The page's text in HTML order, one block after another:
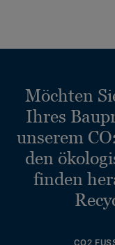
Möchten
Ihres
unserem
den
finden
CO2